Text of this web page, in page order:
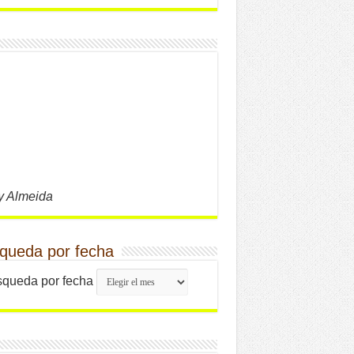
Almeida
por fecha
por fecha